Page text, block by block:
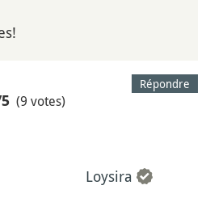
Répondre
(9 votes)
Loysira